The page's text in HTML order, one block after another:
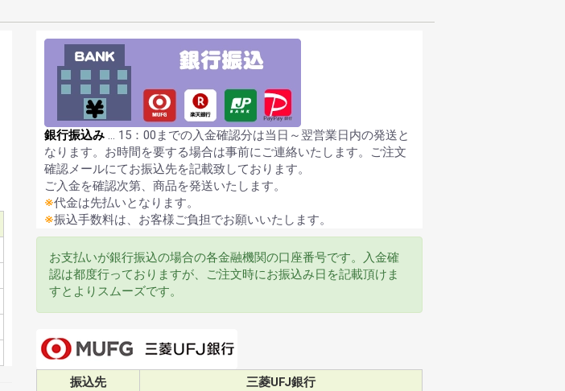
銀行振込み … 15：00までの入金確認分は当日～翌営業日内の発送と
なります。お時間を要する場合は事前にご連絡いたします。ご注文
確認メールにてお振込先を記載致しております。
ご入金を確認次第、商品を発送いたします。
※代金は先払いとなります。
※振込手数料は、お客様ご負担でお願いいたします。
お支払いが銀行振込の場合の各金融機関の口座番号です。入金確
認は都度行っておりますが、ご注文時にお振込み日を記載頂けま
すとよりスムーズです。
振込先
三菱UFJ銀行